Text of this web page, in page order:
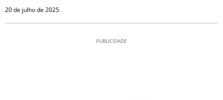
20 de julho de 2025
PUBLICIDADE